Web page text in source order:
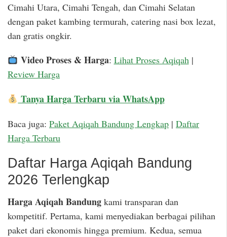
Cimahi Utara, Cimahi Tengah, dan Cimahi Selatan
dengan paket kambing termurah, catering nasi box lezat,
dan gratis ongkir.
Video Proses & Harga: Lihat Proses Aqiqah|
Review Harga
Tanya Harga Terbaru via WhatsApp
Baca juga: Paket Aqiqah Bandung Lengkap | Daftar
Harga Terbaru
Daftar Harga Aqiqah Bandung
2026 Terlengkap
Harga Aqiqah Bandung kami transparan dan
kompetitif. Pertama, kami menyediakan berbagai pilihan
paket dari ekonomis hingga premium. Kedua, semua